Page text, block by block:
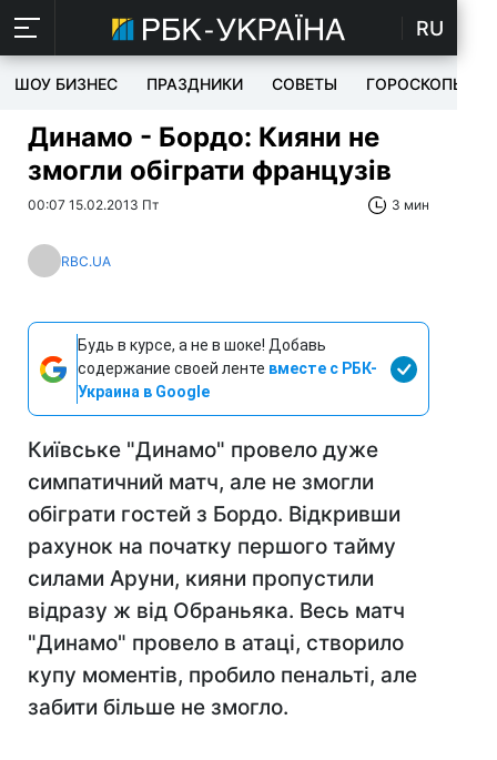
RU
ШОУ БИЗНЕС ПРАЗДНИКИ СОВЕТЫ ГОРОСКОПЫ
Динамо - Бордо: Кияни не
змогли обіграти французів
00:07 15.02.2013 Пт 3 мин
RBC.UA
Будь в курсе, а не в шоке! Добавь
содержание своей ленте вместе с РБК-
Украина в Google
Київське "Динамо" провело дуже
симпатичний матч, але не змогли
обіграти гостей з Бордо. Відкривши
рахунок на початку першого тайму
силами Аруни, кияни пропустили
відразу ж від Обраньяка. Весь матч
"Динамо" провело в атаці, створило
купу моментів, пробило пенальті, але
забити більше не змогло.